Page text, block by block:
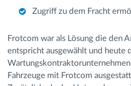
Zugriff zu dem Fracht
Frotcom war als Lösung die den
entspricht ausgewählt und heute
Fahrzeuge mit Frotcom